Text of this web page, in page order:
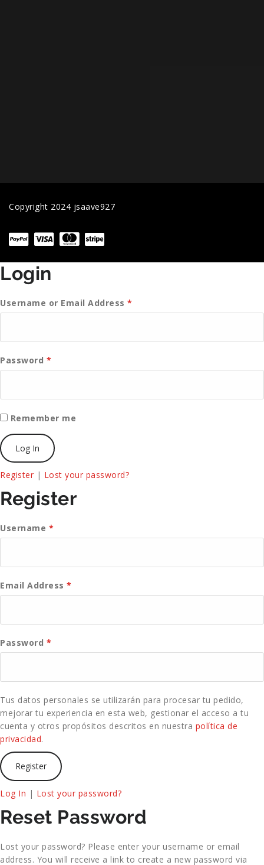
Copyright 2024 jsaave927
Login
Username or Email Address *
Password *
Remember me
Register | Lost your password?
Register
Username *
Email Address *
Password *
Tus datos personales se utilizarán para procesar tu pedido,
mejorar tu experiencia en esta web, gestionar el acceso a tu
cuenta y otros propósitos descritos en nuestra política de
privacidad.
Log In | Lost your password?
Reset Password
Lost your password? Please enter your username or email
address. You will receive a link to create a new password via